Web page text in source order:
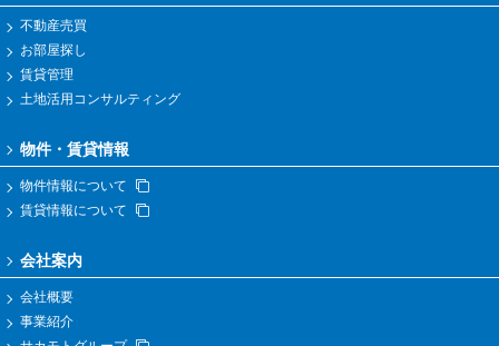
不動産売買
お部屋探し
賃貸管理
土地活用コンサルティング
物件・賃貸情報
物件情報について
賃貸情報について
会社案内
会社概要
事業紹介